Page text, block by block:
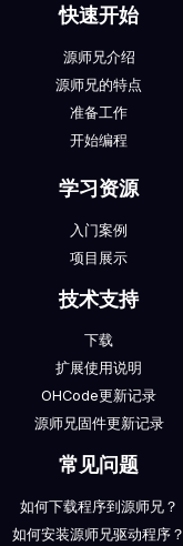
快速开始
源师兄介绍
源师兄的特点
准备工作
开始编程
学习资源
入门案例
项目展示
技术支持
下载
扩展使用说明
OHCode更新记录
源师兄固件更新记录
常见问题
如何下载程序到源师兄？
如何安装源师兄驱动程序？